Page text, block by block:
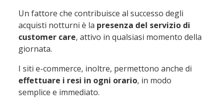
Un fattore che contribuisce al successo degli
acquisti notturni è la presenza del servizio di
customer care, attivo in qualsiasi momento della
giornata.
I siti e-commerce, inoltre, permettono anche di
effettuare i resi in ogni orario, in modo
semplice e immediato.